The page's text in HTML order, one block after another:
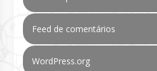
Feed de comentários
WordPress.org